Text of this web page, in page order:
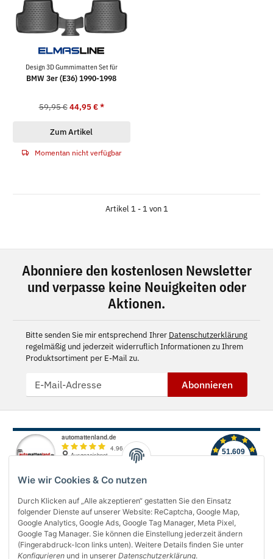
Wie wir Cookies & Co nutzen
Durch Klicken auf „Alle akzeptieren“ gestatten Sie den Einsatz
folgender Dienste auf unserer Website: ReCaptcha, Google Map,
Google Analytics, Google Ads, Google Tag Manager, Meta Pixel,
Google Tag Manager. Sie können die Einstellung jederzeit ändern
(Fingerabdruck-Icon links unten). Weitere Details finden Sie unter
Konfigurieren und in unserer Datenschutzerklärung.
Design 3D Gummimatten Set für
BMW 3er (E36) 1990-1998
59,95 € 44,95 €*
Zum Artikel
Momentan nicht verfügbar
Artikel 1 - 1 von 1
Abonniere den kostenlosen Newsletter
und verpasse keine Neuigkeiten oder
Aktionen.
Bitte senden Sie mir entsprechend Ihrer Datenschutzerklärung
regelmäßig und jederzeit widerruflich Informationen zu Ihrem
Produktsortiment per E-Mail zu.
Abonnieren
Über uns
Informationen